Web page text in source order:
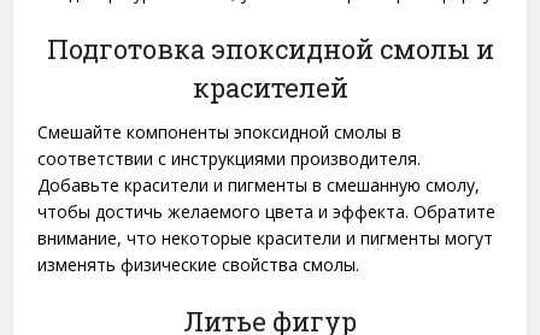
Подготовка эпоксидной смолы и
красителей
Смешайте компоненты эпоксидной смолы в
соответствии с инструкциями производителя.
Добавьте красители и пигменты в смешанную смолу,
чтобы достичь желаемого цвета и эффекта. Обратите
внимание, что некоторые красители и пигменты могут
изменять физические свойства смолы.
Литье фигур